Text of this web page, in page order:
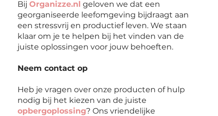
Bij Organizze.nl geloven we dat een
georganiseerde leefomgeving bijdraagt aan
een stressvrij en productief leven. We staan
klaar om je te helpen bij het vinden van de
juiste oplossingen voor jouw behoeften.
Neem contact op
Heb je vragen over onze producten of hulp
nodig bij het kiezen van de juiste
opbergoplossing? Ons vriendelijke